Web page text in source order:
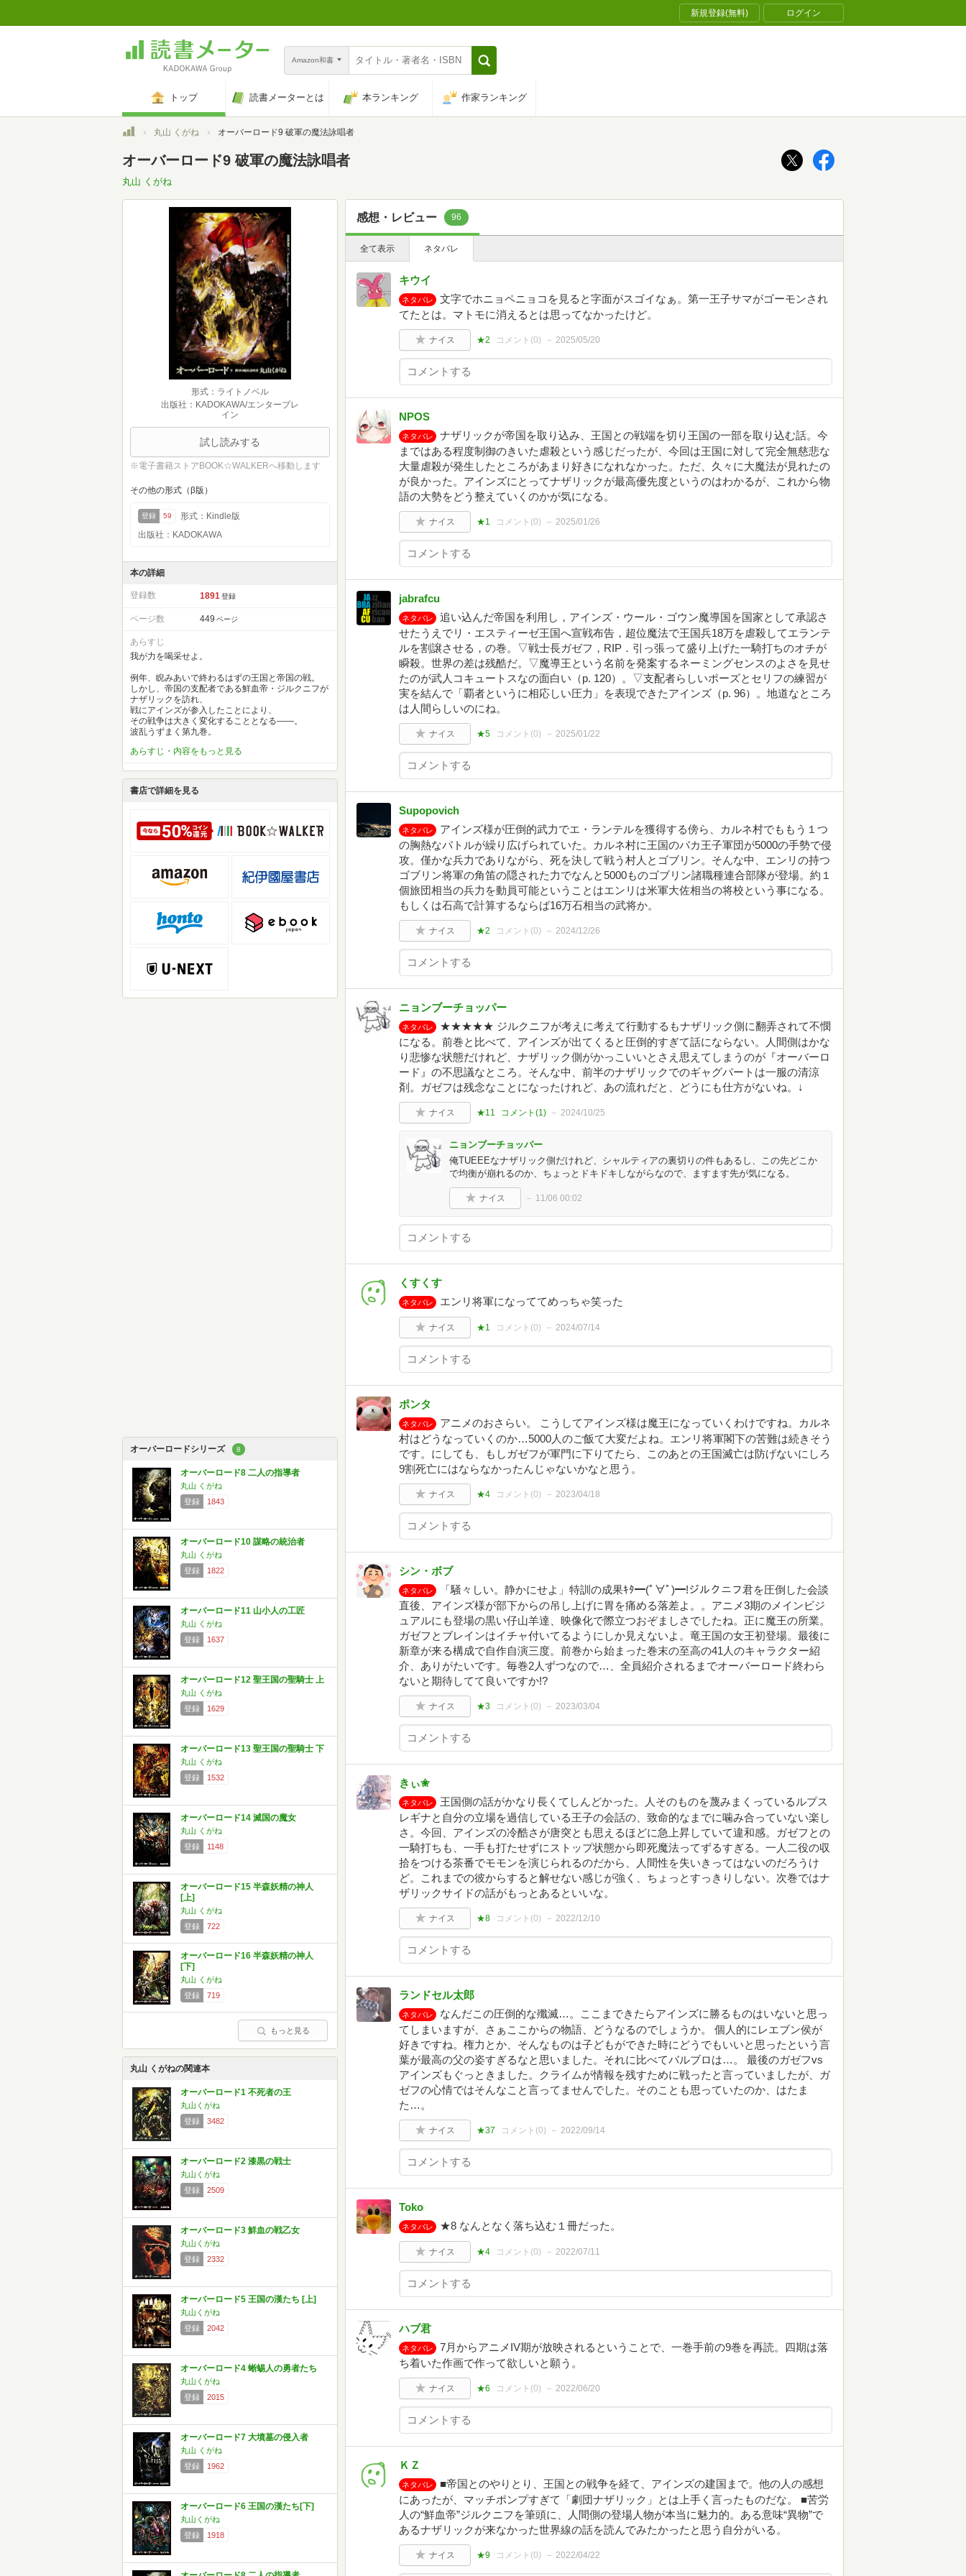
新規登録(無料) ログイン
Amazon和書
トップ 読書メーターとは 本ランキング 作家ランキング
トップ丸山 くがね オーバーロード9 破軍の魔法詠唱者
オーバーロード9 破軍の魔法詠唱者
丸山 くがね
形式：ライトノベル
出版社：KADOKAWA/エンターブレ
イン
試し読みする
※電子書籍ストアBOOK☆WALKERへ移動します
その他の形式（β版）
登録 59
形式：Kindle版
出版社：KADOKAWA
本の詳細
登録数 1891 登録
ページ数 449 ページ
あらすじ
我が力を喝采せよ。
例年、睨みあいで終わるはずの王国と帝国の戦。
しかし、帝国の支配者である鮮血帝・ジルクニフが
ナザリックを訪れ、
戦にアインズが参入したことにより、
その戦争は大きく変化することとなる――。
波乱うずまく第九巻。
あらすじ・内容をもっと見る
書店で詳細を見る
オーバーロードシリーズ 8
オーバーロード8 二人の指導者
丸山 くがね
登録
1843
オーバーロード10 謀略の統治者
丸山 くがね
登録
1822
オーバーロード11 山小人の工匠
丸山 くがね
登録
1637
オーバーロード12 聖王国の聖騎士 上
丸山 くがね
登録
1629
オーバーロード13 聖王国の聖騎士 下
丸山 くがね
登録
1532
オーバーロード14 滅国の魔女
丸山 くがね
登録
1148
オーバーロード15 半森妖精の神人
[上]
丸山 くがね
登録
722
オーバーロード16 半森妖精の神人
[下]
丸山 くがね
登録
719
もっと見る
丸山 くがねの関連本
オーバーロード1 不死者の王
丸山くがね
登録
3482
オーバーロード2 漆黒の戦士
丸山くがね
登録
2509
オーバーロード3 鮮血の戦乙女
丸山くがね
登録
2332
オーバーロード5 王国の漢たち [上]
丸山くがね
登録
2042
オーバーロード4 蜥蜴人の勇者たち
丸山くがね
登録
2015
オーバーロード7 大墳墓の侵入者
丸山 くがね
登録
1962
オーバーロード6 王国の漢たち[下]
丸山くがね
登録
1918
感想・レビュー 96
全て表示 ネタバレ
キウイ
ネタバレ
文字でホニョペニョコを見ると字面がスゴイなぁ。第一王子サマがゴーモンされ
てたとは。マトモに消えるとは思ってなかったけど。
ナイス ★2 コメント(0) 2025/05/20
NPOS
ネタバレ
ナザリックが帝国を取り込み、王国との戦端を切り王国の一部を取り込む話。今
まではある程度制御のきいた虐殺という感じだったが、今回は王国に対して完全無慈悲な
大量虐殺が発生したところがあまり好きになれなかった。ただ、久々に大魔法が見れたの
が良かった。アインズにとってナザリックが最高優先度というのはわかるが、これから物
語の大勢をどう整えていくのかが気になる。
ナイス ★1 コメント(0) 2025/01/26
jabrafcu
ネタバレ
追い込んだ帝国を利用し，アインズ・ウール・ゴウン魔導国を国家として承認さ
せたうえでリ・エスティーゼ王国へ宣戦布告，超位魔法で王国兵18万を虐殺してエランテ
ルを割譲させる，の巻。▽戦士長ガゼフ，RIP．引っ張って盛り上げた一騎打ちのオチが
瞬殺。世界の差は残酷だ。▽魔導王という名前を発案するネーミングセンスのよさを見せ
たのが武人コキュートスなの面白い（p. 120）。▽支配者らしいポーズとセリフの練習が
実を結んで「覇者というに相応しい圧力」を表現できたアインズ（p. 96）。地道なところ
は人間らしいのにね。
ナイス ★5 コメント(0) 2025/01/22
Supopovich
ネタバレ
アインズ様が圧倒的武力でエ・ランテルを獲得する傍ら、カルネ村でももう１つ
の胸熱なバトルが繰り広げられていた。カルネ村に王国のバカ王子軍団が5000の手勢で侵
攻。僅かな兵力でありながら、死を決して戦う村人とゴブリン。そんな中、エンリの持つ
ゴブリン将軍の角笛の隠された力でなんと5000ものゴブリン諸職種連合部隊が登場。約１
個旅団相当の兵力を動員可能ということはエンリは米軍大佐相当の将校という事になる。
もしくは石高で計算するならば16万石相当の武将か。
ナイス ★2 コメント(0) 2024/12/26
ニョンブーチョッパー
ネタバレ
★★★★★ ジルクニフが考えに考えて行動するもナザリック側に翻弄されて不憫
になる。前巻と比べて、アインズが出てくると圧倒的すぎて話にならない。人間側はかな
り悲惨な状態だけれど、ナザリック側がかっこいいとさえ思えてしまうのが『オーバーロ
ード』の不思議なところ。そんな中、前半のナザリックでのギャグパートは一服の清涼
剤。ガゼフは残念なことになったけれど、あの流れだと、どうにも仕方がないね。↓
ナイス ★11 コメント(1) 2024/10/25
ニョンブーチョッパー
俺TUEEEなナザリック側だけれど、シャルティアの裏切りの件もあるし、この先どこか
で均衡が崩れるのか、ちょっとドキドキしながらなので、ますます先が気になる。
ナイス 11/06 00:02
くすくす
ネタバレ エンリ将軍になっててめっちゃ笑った
ナイス ★1 コメント(0) 2024/07/14
ポンタ
ネタバレ
アニメのおさらい。 こうしてアインズ様は魔王になっていくわけですね。カルネ
村はどうなっていくのか…5000人のご飯て大変だよね。エンリ将軍閣下の苦難は続きそう
です。にしても、もしガゼフが軍門に下りてたら、このあとの王国滅亡は防げないにしろ
9割死亡にはならなかったんじゃないかなと思う。
ナイス ★4 コメント(0) 2023/04/18
シン・ボブ
ネタバレ
「騒々しい。静かにせよ」特訓の成果ｷﾀ━(ﾟ∀ﾟ)━!ジルクニフ君を圧倒した会談
直後、アインズ様が部下からの吊し上げに胃を痛める落差よ。。アニメ3期のメインビジ
ュアルにも登場の黒い仔山羊達、映像化で際立つおぞましさでしたね。正に魔王の所業。
ガゼフとブレインはイチャ付いてるようにしか見えないよ。竜王国の女王初登場。最後に
新章が来る構成で自作自演三度。前巻から始まった巻末の至高の41人のキャラクター紹
介、ありがたいです。毎巻2人ずつなので…、全員紹介されるまでオーバーロード終わら
ないと期待してて良いですか!?
ナイス ★3 コメント(0) 2023/03/04
きぃ✬
ネタバレ
王国側の話がかなり長くてしんどかった。人そのものを蔑みまくっているルプス
レギナと自分の立場を過信している王子の会話の、致命的なまでに噛み合っていない楽し
さ。今回、アインズの冷酷さが唐突とも思えるほどに急上昇していて違和感。ガゼフとの
一騎打ちも、一手も打たせずにストップ状態から即死魔法ってずるすぎる。一人二役の収
拾をつける茶番でモモンを演じられるのだから、人間性を失いきってはないのだろうけ
ど。これまでの彼からすると解せない感じが強く、ちょっとすっきりしない。次巻ではナ
ザリックサイドの話がもっとあるといいな。
ナイス ★8 コメント(0) 2022/12/10
ランドセル太郎
ネタバレ
なんだこの圧倒的な殲滅…。ここまできたらアインズに勝るものはいないと思っ
てしまいますが、さぁここからの物語、どうなるのでしょうか。 個人的にレエブン侯が
好きですね。権力とか、そんなものは子どもができた時にどうでもいいと思ったという言
葉が最高の父の姿すぎるなと思いました。それに比べてバルブロは…。 最後のガゼフvs
アインズもぐっときました。クライムが情報を残すために戦ったと言っていましたが、ガ
ゼフの心情ではそんなこと言ってませんでした。そのことも思っていたのか、はたま
た…。
ナイス ★37 コメント(0) 2022/09/14
Toko
ネタバレ ★8 なんとなく落ち込む１冊だった。
ナイス ★4 コメント(0) 2022/07/11
ハブ君
ネタバレ
7月からアニメIV期が放映されるということで、一巻手前の9巻を再読。四期は落
ち着いた作画で作って欲しいと願う。
ナイス ★6 コメント(0) 2022/06/20
ＫＺ
ネタバレ
■帝国とのやりとり、王国との戦争を経て、アインズの建国まで。他の人の感想
にあったが、マッチポンプすぎて「劇団ナザリック」とは上手く言ったものだな。 ■苦労
人の“鮮血帝”ジルクニフを筆頭に、人間側の登場人物が本当に魅力的。ある意味“異物”で
あるナザリックが来なかった世界線の話を読んでみたかったと思う自分がいる。
ナイス ★9 コメント(0) 2022/04/22